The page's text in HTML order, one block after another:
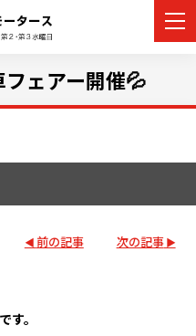
店舗情報
ご購入者サポート
ェアー開催💦
前の記事 次の記事
す。